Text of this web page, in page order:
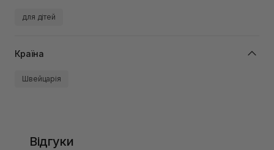
для дітей
Країна
Швейцарія
Відгуки